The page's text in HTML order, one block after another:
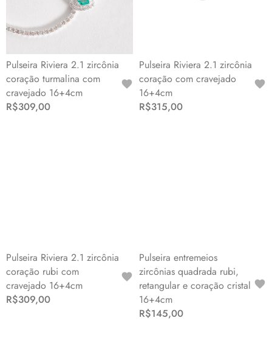
Pulseira Riviera 2.1 zircônia
coração turmalina com
cravejado 16+4cm
R$309,00
Pulseira Riviera 2.1 zircônia
coração com cravejado
16+4cm
R$315,00
Pulseira Riviera 2.1 zircônia
coração rubi com
cravejado 16+4cm
R$309,00
Pulseira entremeios
zircônias quadrada rubi,
retangular e coração cristal
16+4cm
R$145,00